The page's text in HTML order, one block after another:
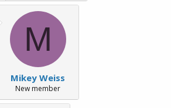
M
Mikey Weiss
New member